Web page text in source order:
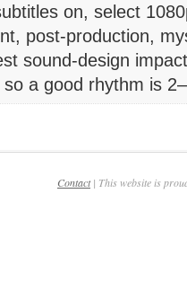
on, select
post-production,
sound-design
a good rhythm is
Contact| This website is